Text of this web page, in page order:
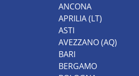
ANCONA
APRILIA (LT)
ASTI
AVEZZANO (AQ)
BARI
BERGAMO